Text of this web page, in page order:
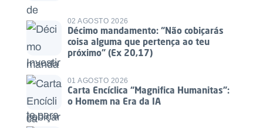
02 AGOSTO 2026
Décimo mandamento: “Não cobiçarás
coisa alguma que pertença ao teu
próximo” (Ex 20,17)
01 AGOSTO 2026
Carta Encíclica “Magnifica Humanitas”:
o Homem na Era da IA